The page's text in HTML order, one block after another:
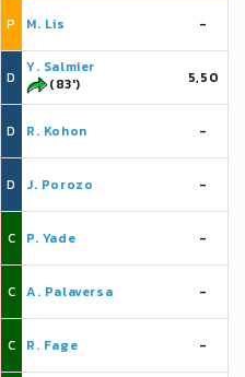
P M. Lis -
D
Y. Salmier
(83')
5,50
D R. Kohon -
D J. Porozo -
C P. Yade -
C A. Palaversa -
C R. Fage -